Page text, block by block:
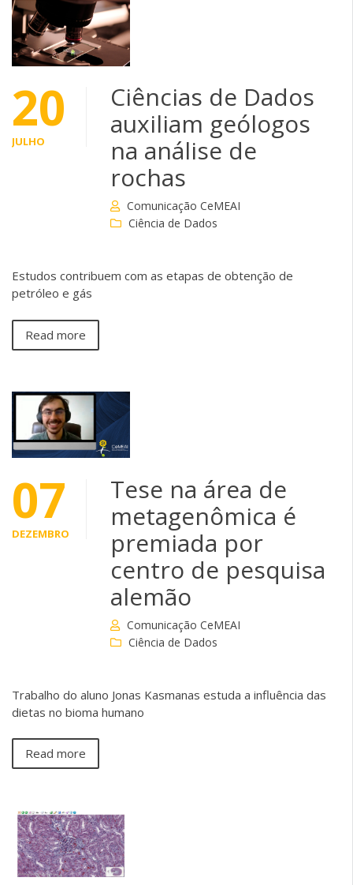
20
JULHO
Ciências de Dados
auxiliam geólogos
na análise de
rochas
Comunicação CeMEAI
Ciência de Dados
Estudos contribuem com as etapas de obtenção de
petróleo e gás
Read more
07
DEZEMBRO
Tese na área de
metagenômica é
premiada por
centro de pesquisa
alemão
Comunicação CeMEAI
Ciência de Dados
Trabalho do aluno Jonas Kasmanas estuda a influência das
dietas no bioma humano
Read more